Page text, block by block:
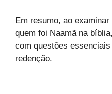
Em resumo, ao
quem foi Naamã na
com questões
redenção.